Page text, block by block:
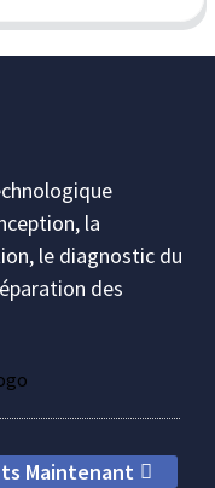
la
le diagnostic du
des
Maintenant